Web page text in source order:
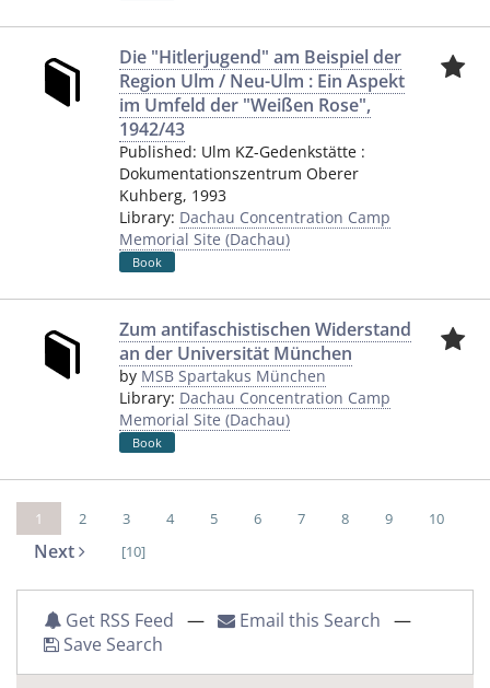
Die "Hitlerjugend" am Beispiel der
Region Ulm / Neu-Ulm : Ein Aspekt
im Umfeld der "Weißen Rose",
1942/43
Published: Ulm KZ-Gedenkstätte :
Dokumentationszentrum Oberer
Kuhberg, 1993
Library: Dachau Concentration Camp
Memorial Site (Dachau)
Book
Zum antifaschistischen Widerstand
an der Universität München
by MSB Spartakus München
Library: Dachau Concentration Camp
Memorial Site (Dachau)
Book
1 2 3 4 5 6 7 8 9 10
Next [10]
Get RSS Feed — Email this Search —
Save Search